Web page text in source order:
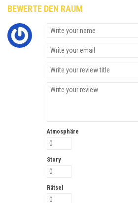
BEWERTE DEN RAUM
Atmosphäre
Story
Rätsel